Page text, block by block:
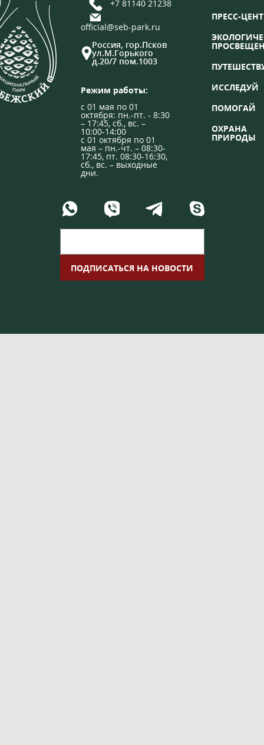
+7 81140 21238
official@seb-park.ru
Россия, гор.Псков
ул.М.Горького
д.20/7 пом.1003
Режим работы:
с 01 мая по 01
октября: пн.-пт. - 8:30
– 17:45, сб., вс. –
10:00-14:00
с 01 октября по 01
мая – пн.-чт. – 08:30-
17:45, пт. 08:30-16:30,
сб., вс. – выходные
дни.
ПРЕСС-
ИССЛЕДУЙ
ПОМОГАЙ
ОХРАНА
ПРИРОДЫ